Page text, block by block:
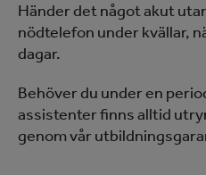
Händer det något akut
nödtelefon under kvällar,
dagar.
Behöver du under en
assistenter finns alltid
genom vår